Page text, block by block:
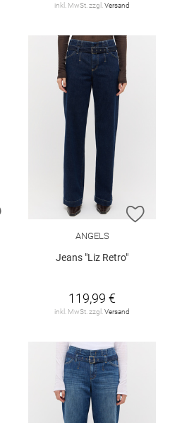
inkl. MwSt. zzgl. Versand
ZUR WUNSCHLISTE HINZUFÜGEN
ZUR
ANGELS
Jeans "Liz Retro"
119,99 €
inkl. MwSt. zzgl. Versand